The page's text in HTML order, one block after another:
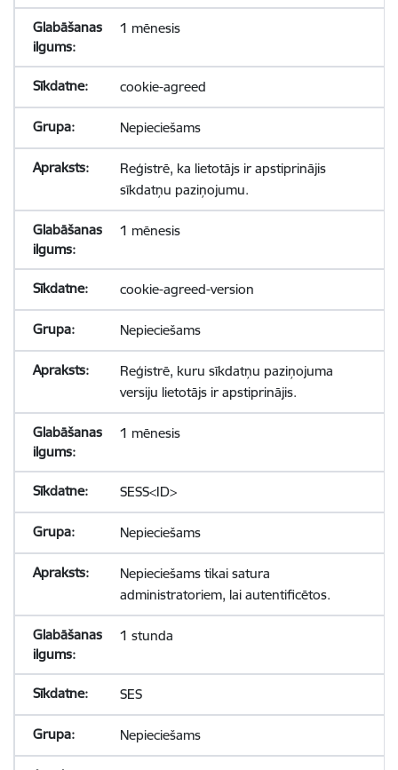
1 mēnesis
cookie-agreed
Nepieciešams
Reģistrē, ka lietotājs ir apstiprinājis
sīkdatņu paziņojumu.
1 mēnesis
cookie-agreed-version
Nepieciešams
Reģistrē, kuru sīkdatņu paziņojuma
versiju lietotājs ir apstiprinājis.
1 mēnesis
SESS<ID>
Nepieciešams
Nepieciešams tikai satura
administratoriem, lai autentificētos.
1 stunda
SES
Nepieciešams